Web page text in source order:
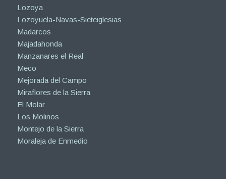
Lozoya
Lozoyuela-Navas-Sieteiglesias
Madarcos
Majadahonda
Manzanares el Real
Meco
Mejorada del Campo
Miraflores de la Sierra
El Molar
Los Molinos
Montejo de la Sierra
Moraleja de Enmedio